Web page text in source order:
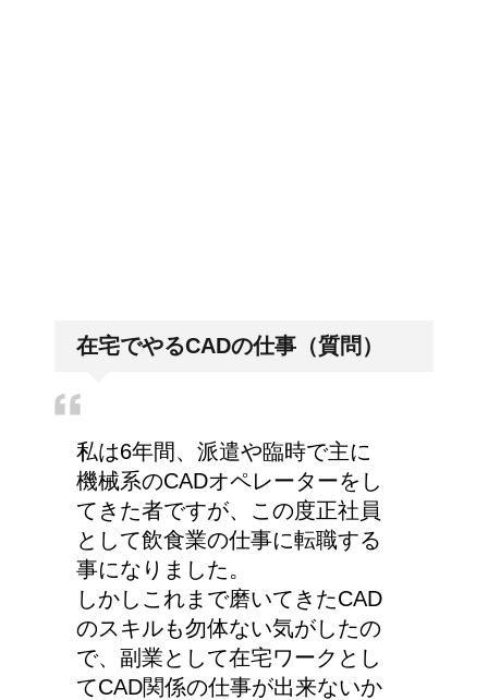
在宅でやるCADの仕事（質問）
私は6年間、派遣や臨時で主に
機械系のCADオペレーターをし
てきた者ですが、この度正社員
として飲食業の仕事に転職する
事になりました。
しかしこれまで磨いてきたCAD
のスキルも勿体ない気がしたの
で、副業として在宅ワークとし
てCAD関係の仕事が出来ないか